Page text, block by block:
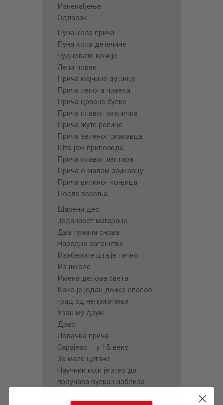
Изненађење
Одлазак
Пуна кола прича
Пуна кола детелине
Чудновате кочије
Лепи човек
Прича мајчине душице
Прича лепога човека
Прича црвене булке
Прича плавог различка
Прича жуте репице
Прича зеленог скакавца
Шта јеж приповеда
Прича плавог лептира
Прича о малом зрикавцу
Прича вилиног коњица
После весеља
Шарени део
Једанаест магараца
Два тумача снова
Народне загонетке
Изаберите шта је тачно
Из школе
Имена делова света
Како је један дечко спасао
град од непријатеља
Узан му друм
Дрво
Ловачка прича
Сарајево – у 15. веку
За мале цртаче
Научник који је хтео да
проучава вулкан изблиза